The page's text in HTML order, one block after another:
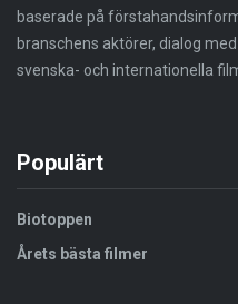
baserade på
branschens aktörer, dialog
svenska- och internationella
Populärt
Biotoppen
Årets bästa filmer